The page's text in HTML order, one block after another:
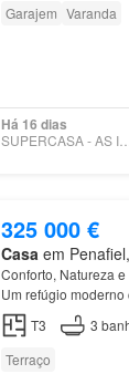
Garajem Varanda
Há 16 dias
SUPERCASA - AS IMOBILIÁRIA
325 000 €
Casaem
Conforto, Natureza
Um refúgio
da cidade, nasce o
T3 3
Terraço